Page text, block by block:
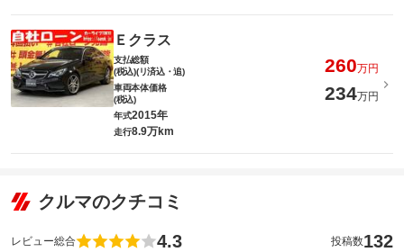
Ｅクラス
支払総額
(税込)(リ済込・追)
260万円
車両本体価格
(税込)
234万円
年式2015年
走行8.9万km
クルマのクチコミ
レビュー総合 4.3 投稿数132